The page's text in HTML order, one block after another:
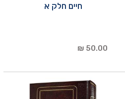
חיים חלק א
50.00 ₪